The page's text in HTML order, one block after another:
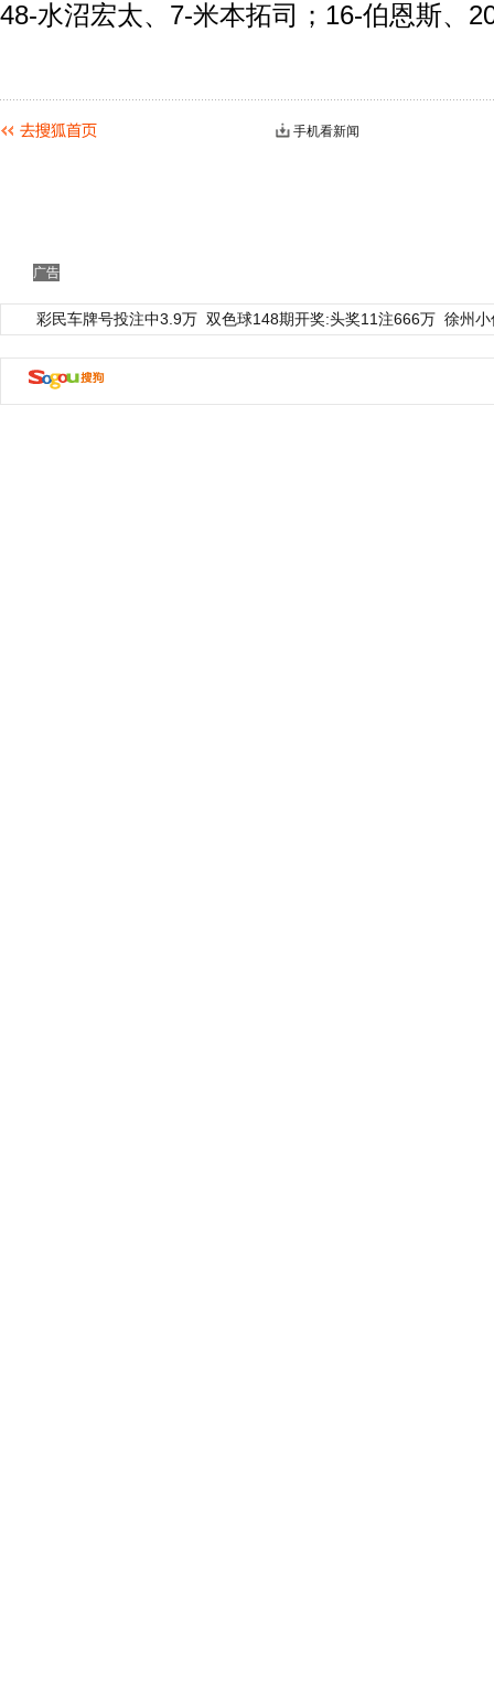
48-水沼宏太、7-米本拓司；16-伯恩斯、
手机看新闻
广告
彩民车牌号投注中3.9万 双色球148期开奖:头奖11注666万 徐州